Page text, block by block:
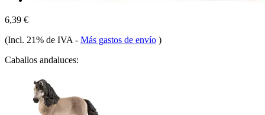
6,39 €
(Incl. 21% de IVA - Más gastos de envío )
Caballos andaluces: